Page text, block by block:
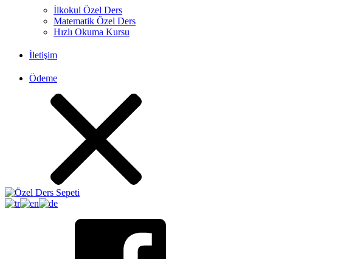
İlkokul Özel Ders
Matematik Özel Ders
Hızlı Okuma Kursu
İletişim
Ödeme